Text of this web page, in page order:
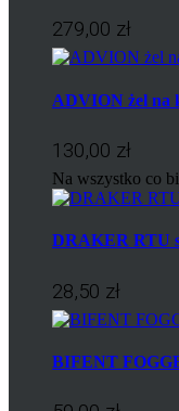
279,00 zł
ADVION żel na
130,00 zł
Na wszystko co
DRAKER RTU
28,50 zł
BIFENT